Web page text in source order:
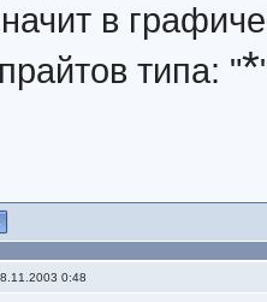
в
типа: "*
0:48